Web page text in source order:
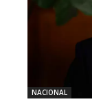
NACIONAL